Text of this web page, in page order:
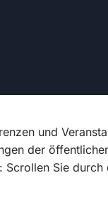
und
der
Sie